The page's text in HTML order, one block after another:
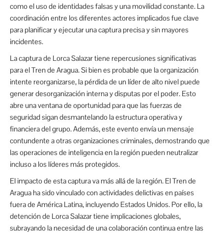
como el uso de identidades falsas y una movilidad constante. La
coordinación entre los diferentes actores implicados fue clave
para planificar y ejecutar una captura precisa y sin mayores
incidentes.
La captura de Lorca Salazar tiene repercusiones significativas
para el Tren de Aragua. Si bien es probable que la organización
intente reorganizarse, la pérdida de un líder de alto nivel puede
generar desorganización interna y disputas por el poder. Esto
abre una ventana de oportunidad para que las fuerzas de
seguridad sigan desmantelando la estructura operativa y
financiera del grupo. Además, este evento envía un mensaje
contundente a otras organizaciones criminales, demostrando que
las operaciones de inteligencia en la región pueden neutralizar
incluso a los líderes más protegidos.
El impacto de esta captura va más allá de la región. El Tren de
Aragua ha sido vinculado con actividades delictivas en países
fuera de América Latina, incluyendo Estados Unidos. Por ello, la
detención de Lorca Salazar tiene implicaciones globales,
subrayando la necesidad de una colaboración continua entre las